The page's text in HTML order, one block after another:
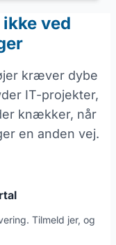
ved
kræver dybe
IT-projekter,
knækker, når
en anden vej.
Tilmeld jer, og